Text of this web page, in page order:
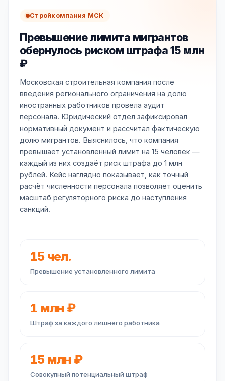
Стройкомпания МСК
Превышение лимита мигрантов
обернулось риском штрафа 15 млн
₽
Московская строительная компания после
введения регионального ограничения на долю
иностранных работников провела аудит
персонала. Юридический отдел зафиксировал
нормативный документ и рассчитал фактическую
долю мигрантов. Выяснилось, что компания
превышает установленный лимит на 15 человек —
каждый из них создаёт риск штрафа до 1 млн
рублей. Кейс наглядно показывает, как точный
расчёт численности персонала позволяет оценить
масштаб регуляторного риска до наступления
санкций.
15 чел.
Превышение установленного лимита
1 млн ₽
Штраф за каждого лишнего работника
15 млн ₽
Совокупный потенциальный штраф